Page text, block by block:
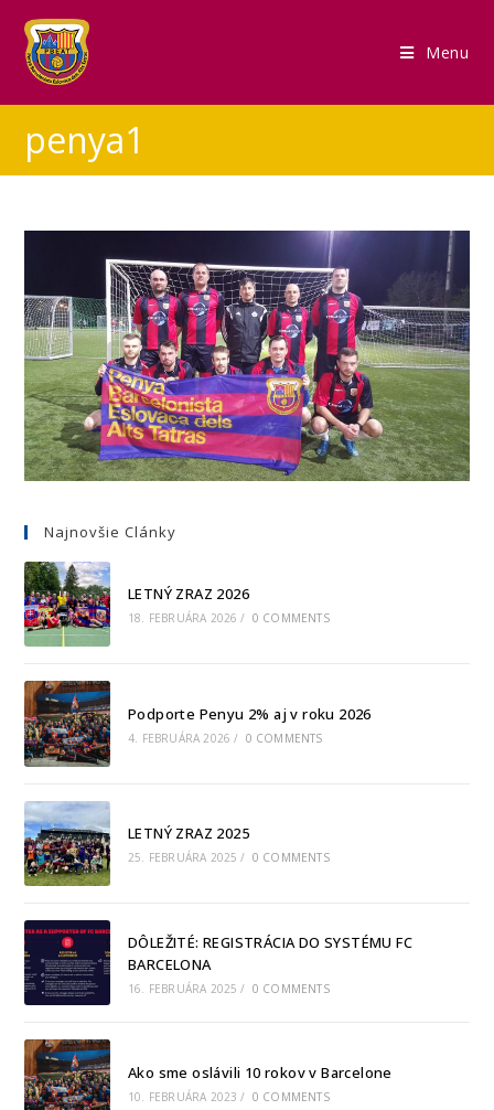
Menu
penya1
Najnovšie Clánky
LETNÝ ZRAZ 2026
18. FEBRUÁRA 2026 / 0 COMMENTS
Podporte Penyu 2% aj v roku 2026
4. FEBRUÁRA 2026 / 0 COMMENTS
LETNÝ ZRAZ 2025
25. FEBRUÁRA 2025 / 0 COMMENTS
DÔLEŽITÉ: REGISTRÁCIA DO SYSTÉMU FC
BARCELONA
16. FEBRUÁRA 2025 / 0 COMMENTS
Ako sme oslávili 10 rokov v Barcelone
10. FEBRUÁRA 2023 / 0 COMMENTS